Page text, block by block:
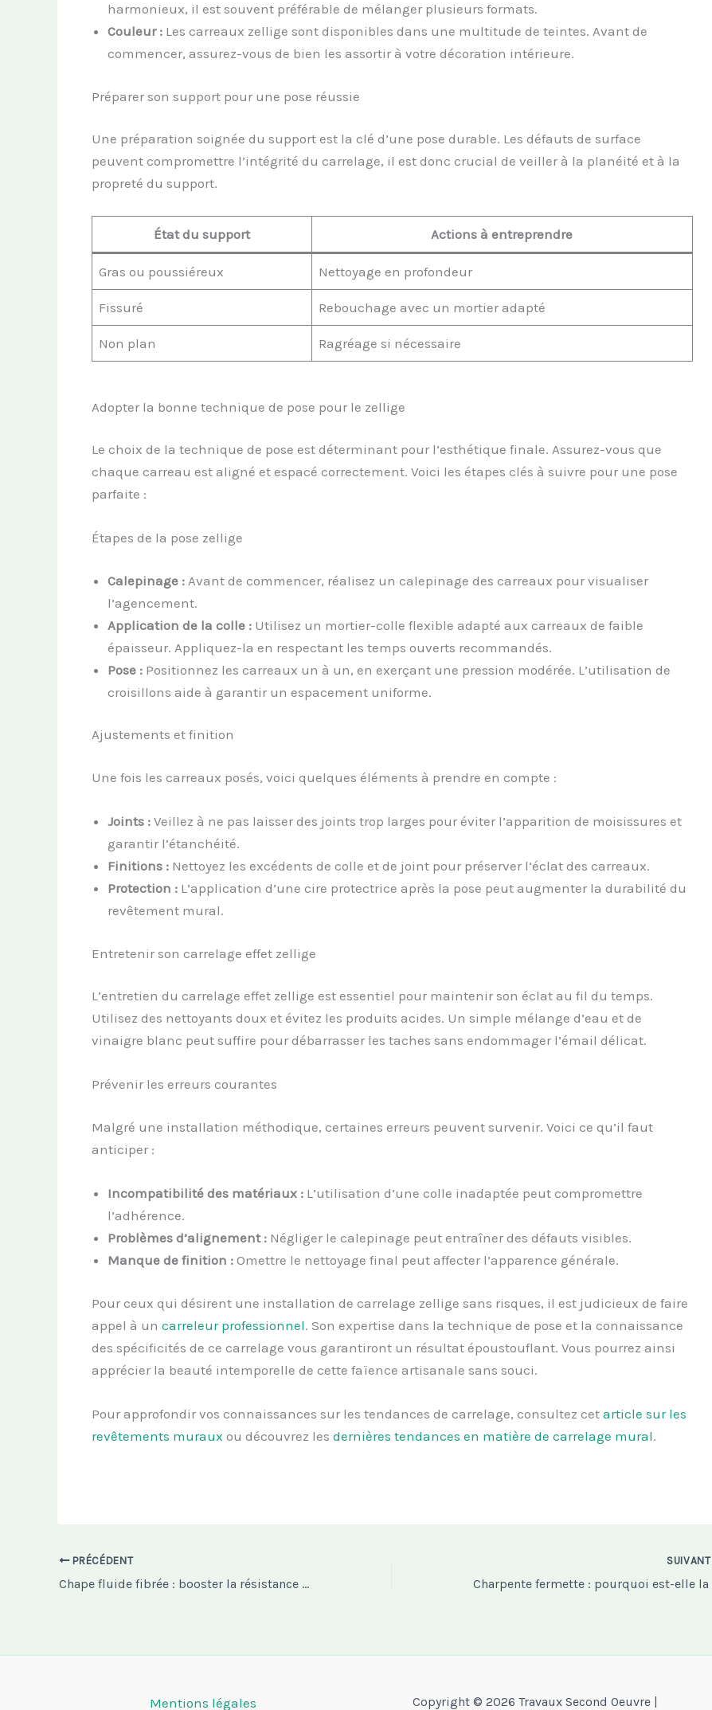
harmonieux, il est souvent préférable de mélanger plusieurs formats.
Couleur :Les carreaux zellige sont disponibles dans une multitude de teintes. Avant de
commencer, assurez-vous de bien les assortir à votre décoration intérieure.
Préparer son support pour une pose réussie
Une préparation soignée du support est la clé d’une pose durable. Les défauts de surface
peuvent compromettre l’intégrité du carrelage, il est donc crucial de veiller à la planéité et à la
propreté du support.
État du support Actions à entreprendre
Gras ou poussiéreux Nettoyage en profondeur
Fissuré Rebouchage avec un mortier adapté
Non plan Ragréage si nécessaire
Adopter la bonne technique de pose pour le zellige
Le choix de la technique de pose est déterminant pour l’esthétique finale. Assurez-vous que
chaque carreau est aligné et espacé correctement. Voici les étapes clés à suivre pour une pose
parfaite :
Étapes de la pose zellige
Calepinage :Avant de commencer, réalisez un calepinage des carreaux pour visualiser
l’agencement.
Application de la colle :Utilisez un mortier-colle flexible adapté aux carreaux de faible
épaisseur. Appliquez-la en respectant les temps ouverts recommandés.
Pose : Positionnez les carreaux un à un, en exerçant une pression modérée. L’utilisation de
croisillons aide à garantir un espacement uniforme.
Ajustements et finition
Une fois les carreaux posés, voici quelques éléments à prendre en compte :
Joints :Veillez à ne pas laisser des joints trop larges pour éviter l’apparition de moisissures et
garantir l’étanchéité.
Finitions :Nettoyez les excédents de colle et de joint pour préserver l’éclat des carreaux.
Protection :L’application d’une cire protectrice après la pose peut augmenter la durabilité du
revêtement mural.
Entretenir son carrelage effet zellige
L’entretien du carrelage effet zellige est essentiel pour maintenir son éclat au fil du temps.
Utilisez des nettoyants doux et évitez les produits acides. Un simple mélange d’eau et de
vinaigre blanc peut suffire pour débarrasser les taches sans endommager l’émail délicat.
Prévenir les erreurs courantes
Malgré une installation méthodique, certaines erreurs peuvent survenir. Voici ce qu’il faut
anticiper :
Incompatibilité des matériaux :L’utilisation d’une colle inadaptée peut compromettre
l’adhérence.
Problèmes d’alignement :Négliger le calepinage peut entraîner des défauts visibles.
Manque de finition :Omettre le nettoyage final peut affecter l’apparence générale.
Pour ceux qui désirent une installation de carrelage zellige sans risques, il est judicieux de faire
appel à un carreleur professionnel. Son expertise dans la technique de pose et la connaissance
des spécificités de ce carrelage vous garantiront un résultat époustouflant. Vous pourrez ainsi
apprécier la beauté intemporelle de cette faïence artisanale sans souci.
Pour approfondir vos connaissances sur les tendances de carrelage, consultez cet article sur les
revêtements muraux ou découvrez les dernières tendances en matière de carrelage mural.
PRÉCÉDENT
Chape fluide fibrée : booster la résistance mécanique
SUIVANT
Mentions légales Copyright © 2026 Travaux Second Oeuvre |